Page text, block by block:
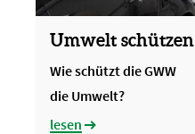
Umwelt schützen
Wie schützt die GWW
die Umwelt?
lesen